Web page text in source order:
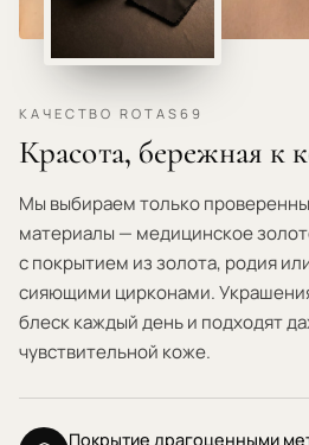
КАЧЕСТВО ROTAS69
Красота, бережная к
Мы выбираем только
материалы — медицинское
с покрытием из золота, родия
сияющими цирконами.
блеск каждый день и подходят
чувствительной коже.
Покрытие драгоценными